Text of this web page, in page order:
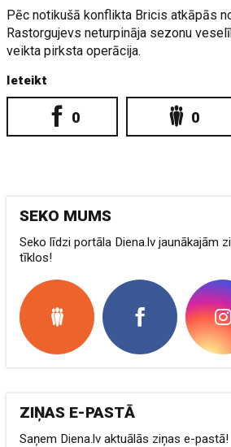
Pēc notikušā konflikta Bricis atkāpās
Rastorgujevs neturpināja sezonu
veikta pirksta operācija.
Ieteikt
0 0
SEKO MUMS
Seko līdzi portāla Diena.lv jaunākajām
tīklos!
ZIŅAS E-PASTĀ
Saņem Diena.lv aktuālās ziņas e-pastā!